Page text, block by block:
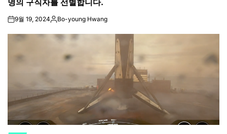
on9월 19, 2024Posted
Bo-young Hwang